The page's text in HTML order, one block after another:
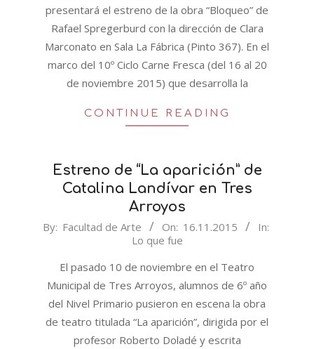
presentará el estreno de la obra “Bloqueo” de
Rafael Spregerburd con la dirección de Clara
Marconato en Sala La Fábrica (Pinto 367). En el
marco del 10º Ciclo Carne Fresca (del 16 al 20
de noviembre 2015) que desarrolla la
CONTINUE READING
Estreno de “La aparición” de
Catalina Landívar en Tres
Arroyos
2015-
By: Facultad de Arte On: 16.11.2015
In:
Lo que fue
El pasado 10 de noviembre en el Teatro
Municipal de Tres Arroyos, alumnos de 6º año
del Nivel Primario pusieron en escena la obra
de teatro titulada “La aparición”, dirigida por el
profesor Roberto Doladé y escrita